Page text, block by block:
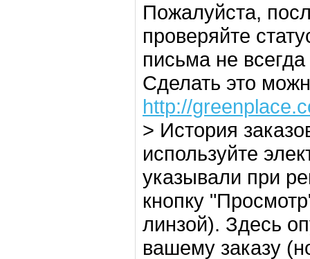
Пожалуйста,
проверяйте
письма не
Сделать это
http://
> История
используйте
указывали при
кнопку
линзой). Здесь
вашему заказу